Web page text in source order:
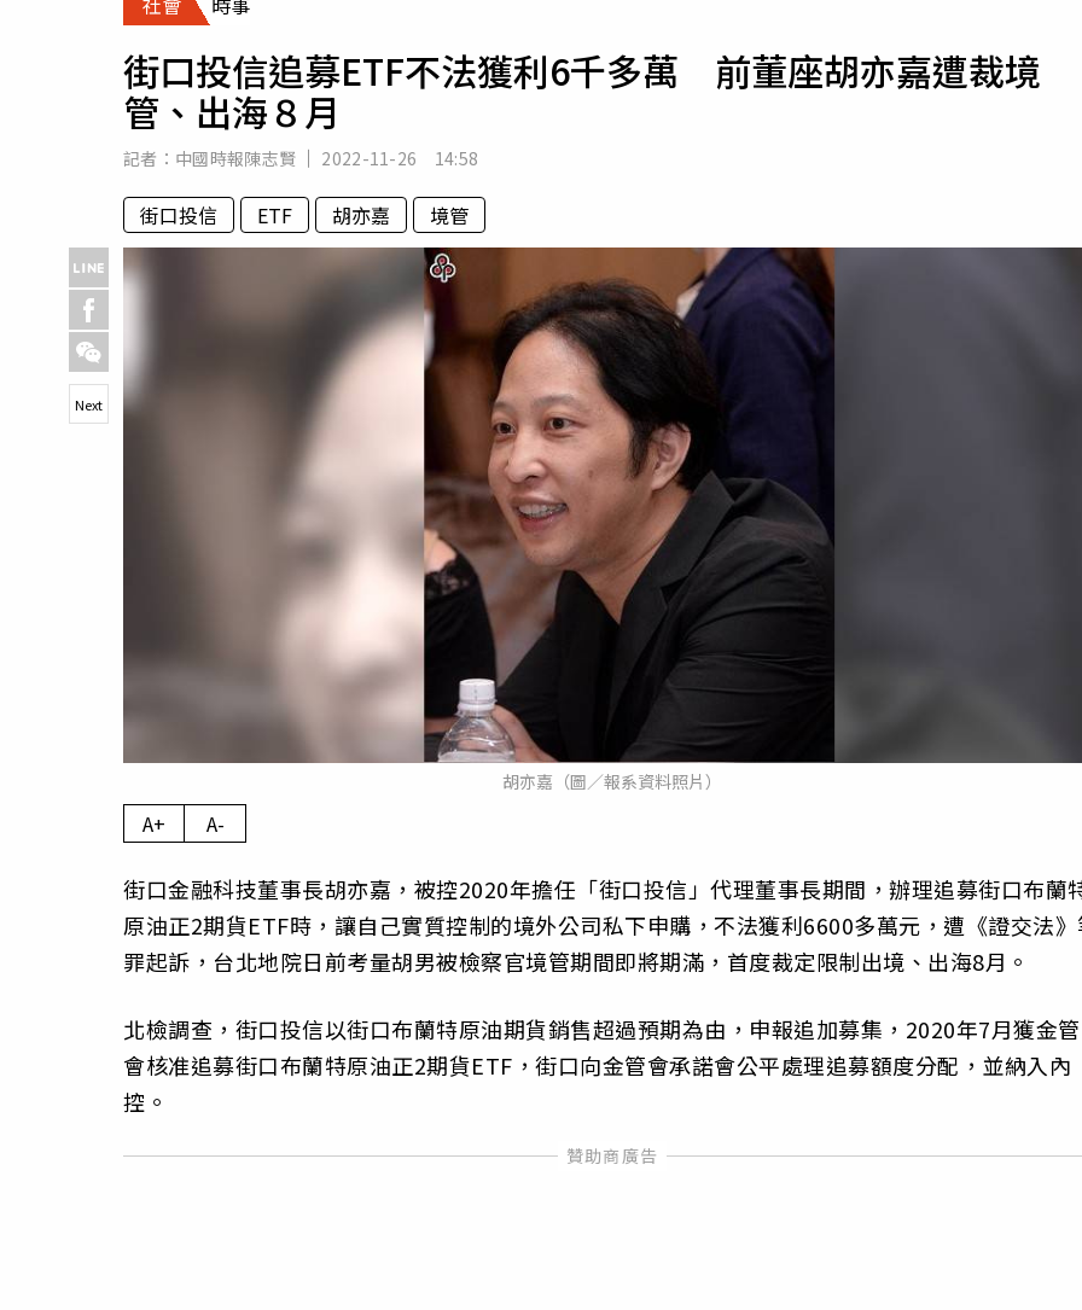
專欄
運勢
街口投信追募ETF不法獲利6千多萬 前董座胡亦嘉遭裁境
管、出海８月
記者： 中國時報陳志賢 2022-11-26 14:58
街口投信 ETF 胡亦嘉 境管
胡亦嘉（圖／報系資料照片）
Next
A+ A-
街口金融科技董事長胡亦嘉，被控2020年擔任「街口投信」代理董事長期間，辦理追募街口布蘭
原油正2期貨ETF時，讓自己實質控制的境外公司私下申購，不法獲利6600多萬元，遭《證交法
罪起訴，台北地院日前考量胡男被檢察官境管期間即將期滿，首度裁定限制出境、出海8月。
北檢調查，街口投信以街口布蘭特原油期貨銷售超過預期為由，申報追加募集，2020年7月獲金管
會核准追募街口布蘭特原油正2期貨ETF，街口向金管會承諾會公平處理追募額度分配，並納入內
控。